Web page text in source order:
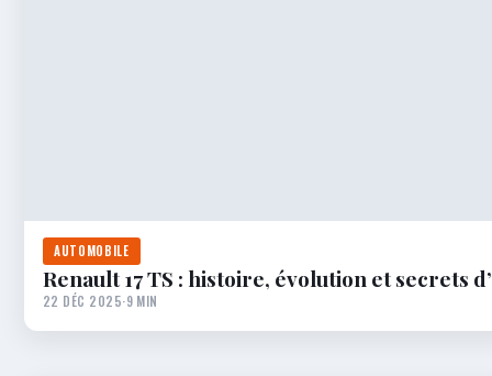
AUTOMOBILE
Renault 17 TS : histoire, évolution et secrets
22 DÉC 2025·9 MIN